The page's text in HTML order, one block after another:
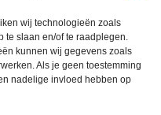
wij technologieën zoals
te slaan en/of te raadplegen.
kunnen wij gegevens zoals
Als je geen toestemming
nadelige invloed hebben op